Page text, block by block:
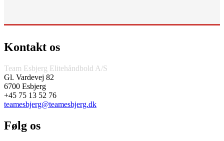
Kontakt os
Team Esbjerg Elitehåndbold A/S
Gl. Vardevej 82
6700 Esbjerg
+45 75 13 52 76
teamesbjerg@teamesbjerg.dk
Følg os